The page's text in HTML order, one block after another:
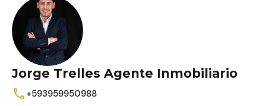
Jorge Trelles Agente Inmobiliario
+593959950988